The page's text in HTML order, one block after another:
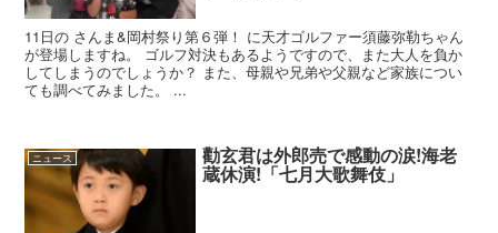
11日の さんま&岡村祭り第６弾！ に天才ゴルファー須藤弥勒ちゃん
が登場しますね。 ゴルフ対決もあるようですので、また大人を負か
してしまうのでしょうか？ また、母親や兄弟や父親など家族につい
ても調べてみました。 ...
ニュース 勸玄君は外郎売で感動の涙!海老
蔵休演!「七月大歌舞伎」